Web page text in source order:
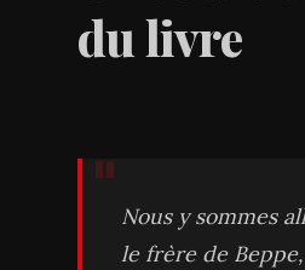
du livre
Nous y sommes
le frère de